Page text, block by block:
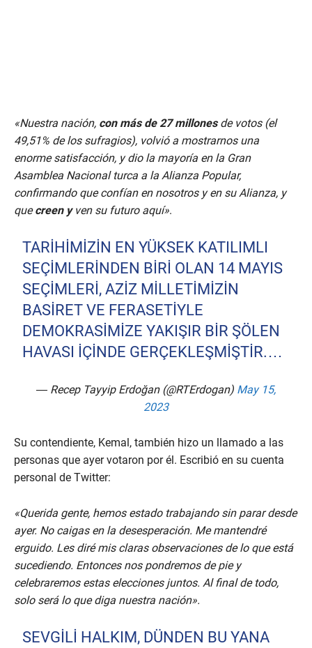
«Nuestra nación, con más de 27 millonesde votos (el
49,51% de los sufragios), volvió a mostrarnos una
enorme satisfacción, y dio la mayoría en la Gran
Asamblea Nacional turca a la Alianza Popular,
confirmando que confían en nosotros y en su Alianza, y
quecreen y ven su futuro aquí».
TARIHIMIZIN EN YÜKSEK KATILIMLI
SEÇIMLERINDEN BIRI OLAN 14 MAYIS
SEÇIMLERI, AZIZ MILLETIMIZIN
BASIRET VE FERASETIYLE
DEMOKRASIMIZE YAKIŞIR BIR ŞÖLEN
HAVASI IÇINDE GERÇEKLEŞMIŞTIR.…
— Recep Tayyip Erdoğan (@RTErdogan) May 15,
2023
Su contendiente, Kemal, también hizo un llamado a las
personas que ayer votaron por él. Escribió en su cuenta
personal de Twitter:
«Querida gente, hemos estado trabajando sin parar desde
ayer. No caigas en la desesperación. Me mantendré
erguido. Les diré mis claras observaciones de lo que está
sucediendo. Entonces nos pondremos de pie y
celebraremos estas elecciones juntos. Al final de todo,
solo será lo que diga nuestra nación».
SEVGILI HALKIM, DÜNDEN BU YANA